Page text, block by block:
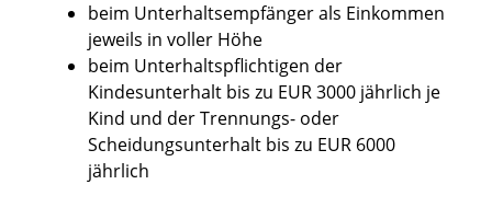
beim Unterhaltsempfänger als Einkommen
jeweils in voller Höhe
beim Unterhaltspflichtigen der
Kindesunterhalt bis zu EUR 3000 jährlich je
Kind und der Trennungs- oder
Scheidungsunterhalt bis zu EUR 6000
jährlich